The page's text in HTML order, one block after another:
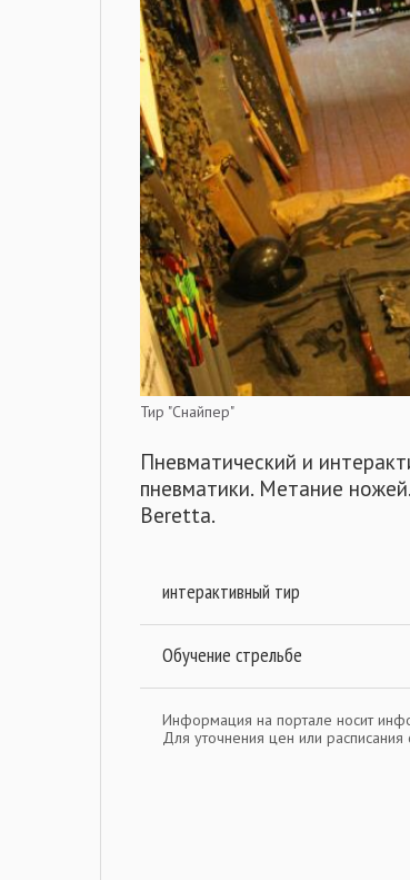
Тир "Снайпер"
Пневматический и
пневматики. Метание
Beretta.
интерактивный тир
Обучение стрельбе
Информация на портале носит
Для уточнения цен или